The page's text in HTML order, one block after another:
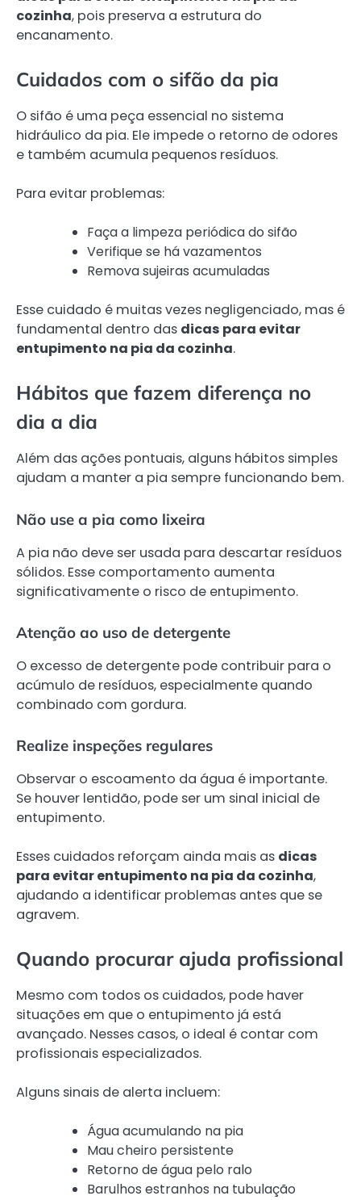
cozinha, pois preserva a estrutura do
encanamento.
Cuidados com o sifão da pia
O sifão é uma peça essencial no sistema
hidráulico da pia. Ele impede o retorno de odores
e também acumula pequenos resíduos.
Para evitar problemas:
Faça a limpeza periódica do sifão
Verifique se há vazamentos
Remova sujeiras acumuladas
Esse cuidado é muitas vezes negligenciado, mas é
fundamental dentro das dicas para evitar
entupimento na pia da cozinha.
Hábitos que fazem diferença no
dia a dia
Além das ações pontuais, alguns hábitos simples
ajudam a manter a pia sempre funcionando bem.
Não use a pia como lixeira
A pia não deve ser usada para descartar resíduos
sólidos. Esse comportamento aumenta
significativamente o risco de entupimento.
Atenção ao uso de detergente
O excesso de detergente pode contribuir para o
acúmulo de resíduos, especialmente quando
combinado com gordura.
Realize inspeções regulares
Observar o escoamento da água é importante.
Se houver lentidão, pode ser um sinal inicial de
entupimento.
Esses cuidados reforçam ainda mais as dicas
para evitar entupimento na pia da cozinha,
ajudando a identificar problemas antes que se
agravem.
Quando procurar ajuda profissional
Mesmo com todos os cuidados, pode haver
situações em que o entupimento já está
avançado. Nesses casos, o ideal é contar com
profissionais especializados.
Alguns sinais de alerta incluem:
Água acumulando na pia
Mau cheiro persistente
Retorno de água pelo ralo
Barulhos estranhos na tubulação